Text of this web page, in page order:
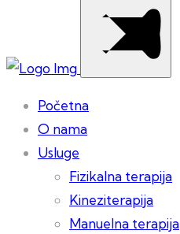
Početna
O nama
Usluge
Fizikalna terapija
Kineziterapija
Manuelna terapija